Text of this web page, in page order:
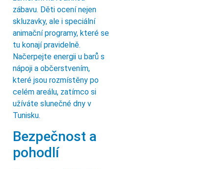
zábavu. Děti ocení nejen
skluzavky, ale i speciální
animační programy, které se
tu konají pravidelně.
Načerpejte energii u barů s
nápoji a občerstvením,
které jsou rozmístěny po
celém areálu, zatímco si
užíváte slunečné dny v
Tunisku.
Bezpečnost a
pohodlí